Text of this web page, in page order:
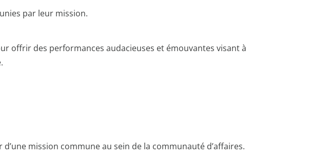
par leur mission.
offrir des performances audacieuses et émouvantes visant à
mission commune au sein de la communauté d’affaires.